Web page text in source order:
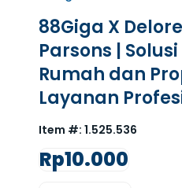
88Giga X
Parsons |
Rumah dan
Layanan
Item #: 1.525.536
Rp10.000